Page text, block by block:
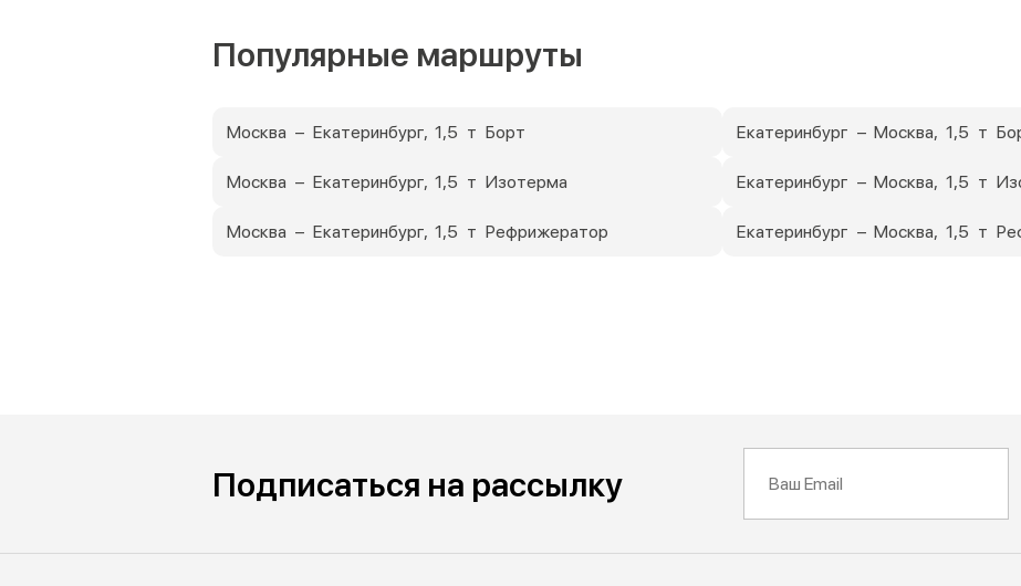
Популярные маршруты
Москва – Екатеринбург, 1,5 т Борт
Москва – Екатеринбург, 1,5 т Изотерма
Москва – Екатеринбург, 1,5 т Рефрижератор
Екатеринбург – Москва, 1,5 т
Екатеринбург – Москва, 1,5 т
Екатеринбург – Москва, 1,5 т
Подписаться на рассылку